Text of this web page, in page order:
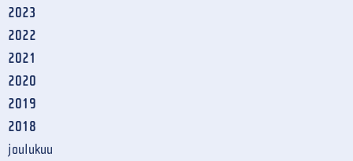
2023
2022
2021
2020
2019
2018
joulukuu